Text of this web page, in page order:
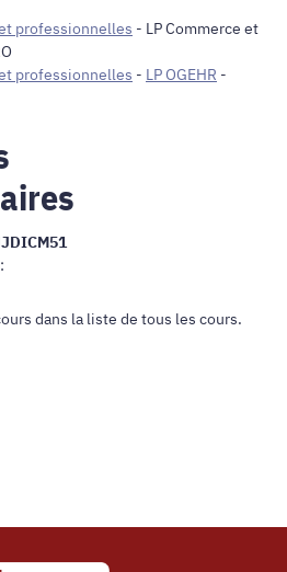
professionnelles - LP Commerce et
professionnelles - LP OGEHR -
dans la liste de tous les cours.